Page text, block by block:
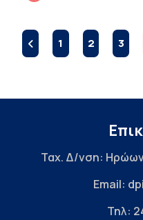
1 2 3
Ταχ. Δ/νση: Ηρώων
Email:
Τηλ: